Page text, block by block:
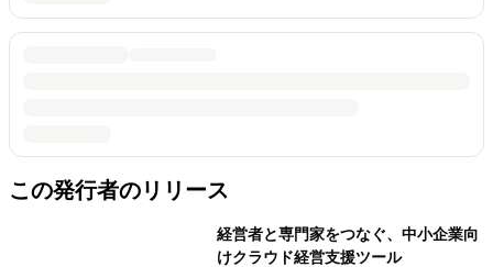
この発行者のリリース
経営者と専門家をつなぐ、中小企業向
けクラウド経営支援ツール